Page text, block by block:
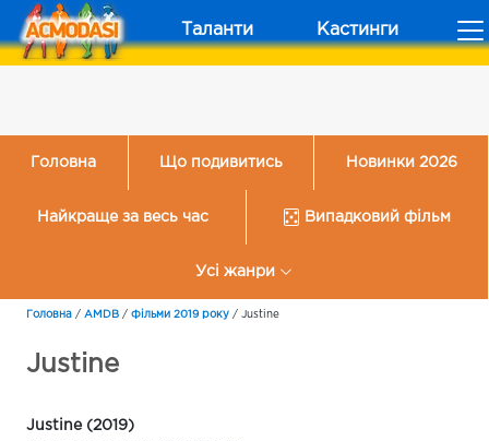
Таланти Кастинги
Головна Що подивитись Новинки 2026
Найкраще за весь час Випадковий фільм
Усі жанри
Головна / AMDB / Фільми 2019 року / Justine
Justine
Justine (2019)